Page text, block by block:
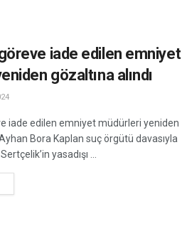
iade edilen emniyet
gözaltına alındı
iade edilen emniyet müdürleri yeniden
Ayhan Bora Kaplan suç örgütü davasıyla
yasadışı ...